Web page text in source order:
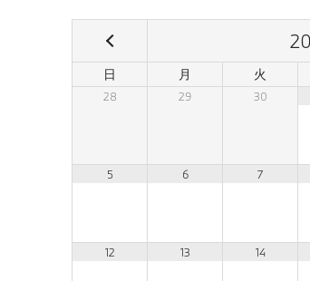
日 月 火
28 29 30
5 6 7
12 13 14